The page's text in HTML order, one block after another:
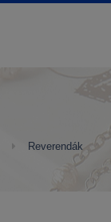
Reverendák